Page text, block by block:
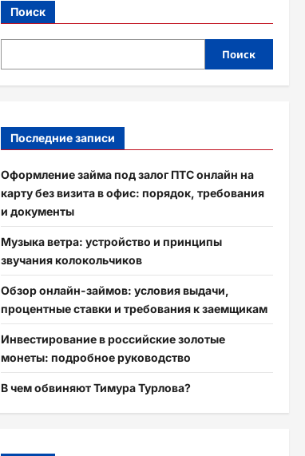
Поиск
Поиск
Последние записи
Оформление займа под залог ПТС онлайн на
карту без визита в офис: порядок, требования
и документы
Музыка ветра: устройство и принципы
звучания колокольчиков
Обзор онлайн-займов: условия выдачи,
процентные ставки и требования к заемщикам
Инвестирование в российские золотые
монеты: подробное руководство
В чем обвиняют Тимура Турлова?